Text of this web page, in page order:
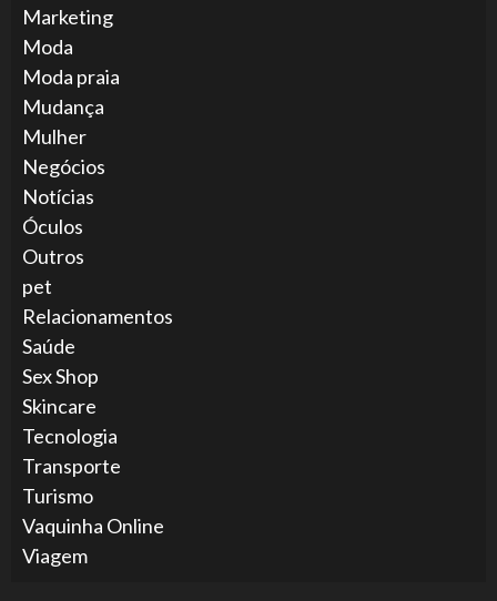
Marketing
Moda
Moda praia
Mudança
Mulher
Negócios
Notícias
Óculos
Outros
pet
Relacionamentos
Saúde
Sex Shop
Skincare
Tecnologia
Transporte
Turismo
Vaquinha Online
Viagem